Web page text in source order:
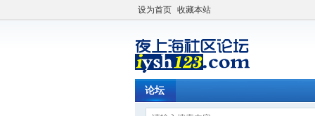
设为首页 收藏本站
论坛